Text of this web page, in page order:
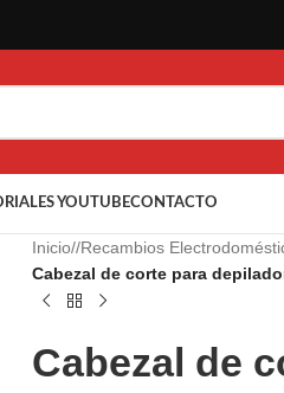
YOUTUBECONTACTO
Inicio/ Recambios
Cabezal de corte para
Cabezal de